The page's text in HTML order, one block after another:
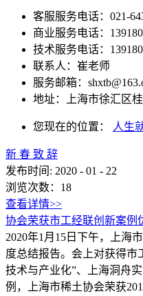
客服服务电话：021-
商业服务电话：
技术服务电话：
联系人：崔老师
服务邮箱：
地址：上海市徐汇区
您现在的位置： 人生
新 春 致 辞
发布时间: 2020 - 01 - 22
浏览次数： 18
查看详情>>
协会荣获市工经联创新案例
2020年1月15日下午，上海
度总结报告。会上对获得市
技术与产业化”、上海洞舟
例，上海市稀土协会荣获